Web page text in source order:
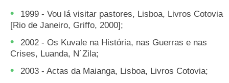
1999 - Vou lá visitar pastores, Lisboa, Livros Cotovia
[Rio de Janeiro, Griffo, 2000];
2002 - Os Kuvale na História, nas Guerras e nas
Crises, Luanda, N´Zila;
2003 - Actas da Maianga, Lisboa, Livros Cotovia;